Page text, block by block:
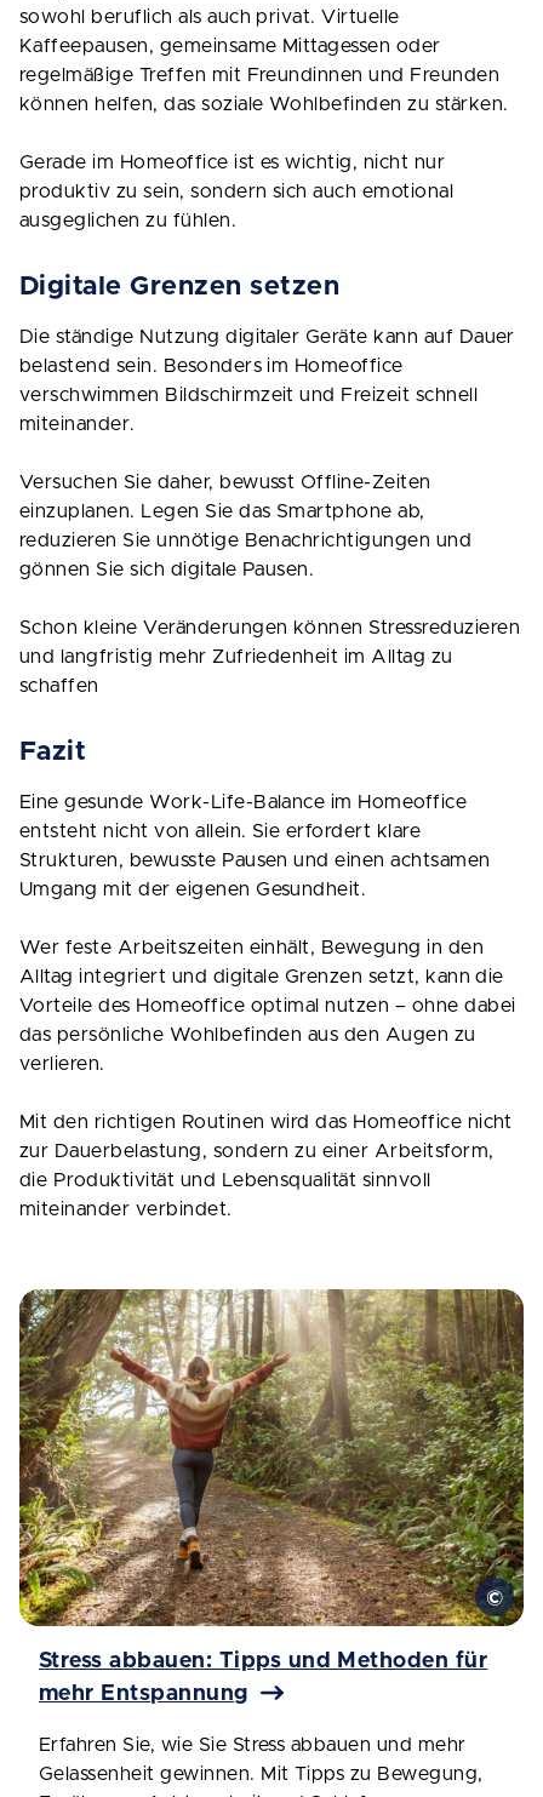
sowohl beruflich als auch privat. Virtuelle
Kaffeepausen, gemeinsame Mittagessen oder
regelmäßige Treffen mit Freundinnen und Freunden
können helfen, das soziale Wohlbefinden zu stärken.
Gerade im Homeoffice ist es wichtig, nicht nur
produktiv zu sein, sondern sich auch emotional
ausgeglichen zu fühlen.
Digitale Grenzen setzen
Die ständige Nutzung digitaler Geräte kann auf Dauer
belastend sein. Besonders im Homeoffice
verschwimmen Bildschirmzeit und Freizeit schnell
miteinander.
Versuchen Sie daher, bewusst Offline-Zeiten
einzuplanen. Legen Sie das Smartphone ab,
reduzieren Sie unnötige Benachrichtigungen und
gönnen Sie sich digitale Pausen.
Schon kleine Veränderungen können Stressreduzieren
und langfristig mehr Zufriedenheit im Alltag zu
schaffen
Fazit
Eine gesunde Work-Life-Balance im Homeoffice
entsteht nicht von allein. Sie erfordert klare
Strukturen, bewusste Pausen und einen achtsamen
Umgang mit der eigenen Gesundheit.
Wer feste Arbeitszeiten einhält, Bewegung in den
Alltag integriert und digitale Grenzen setzt, kann die
Vorteile des Homeoffice optimal nutzen – ohne dabei
das persönliche Wohlbefinden aus den Augen zu
verlieren.
Mit den richtigen Routinen wird das Homeoffice nicht
zur Dauerbelastung, sondern zu einer Arbeitsform,
die Produktivität und Lebensqualität sinnvoll
miteinander verbindet.
Stress abbauen: Tipps und Methoden für
mehr Entspannung
Erfahren Sie, wie Sie Stress abbauen und mehr
Gelassenheit gewinnen. Mit Tipps zu Bewegung,